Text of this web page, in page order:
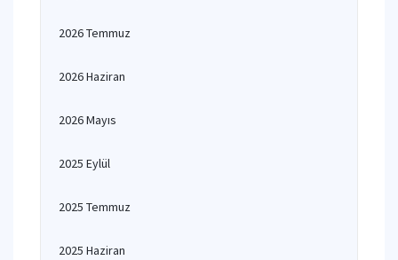
2026 Temmuz
2026 Haziran
2026 Mayıs
2025 Eylül
2025 Temmuz
2025 Haziran